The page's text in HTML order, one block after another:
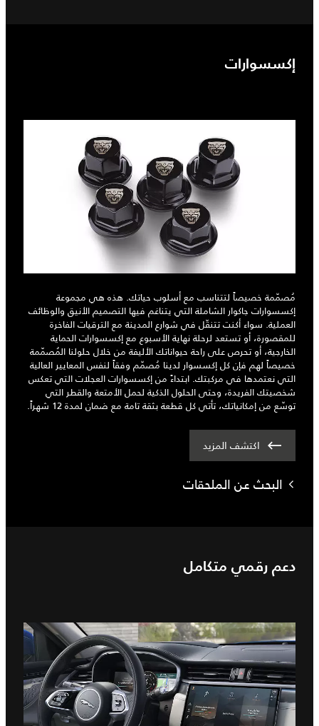
إكسسوارات
مُصمّمة خصيصاً لتتناسب مع أسلوب حياتك. هذه هي مجموعة
إكسسوارات جاكوار الشاملة التي يتناغم فيها التصميم الأنيق والوظائف
العملية. سواء أكنت تتنقّل في شوارع المدينة مع الترقيات الفاخرة
للمقصورة، أو تستعد لرحلة نهاية الأسبوع مع إكسسوارات الحماية
الخارجية، أو تحرص على راحة حيواناتك الأليفة من خلال حلولنا المُصمّمة
خصيصاً لهم فإن كل إكسسوار لدينا مُصمّم وفقاً لنفس المعايير العالية
التي نعتمدها في مركبتك. ابتداءً من إكسسوارات العجلات التي تعكس
شخصيتك الفريدة، وحتى الحلول الذكية لحمل الأمتعة والقطر التي
توسّع من إمكانياتك، تأتي كل قطعة بثقة تامة مع ضمان لمدة 12 شهراً.
اكتشف المزيد
البحث عن الملحقات
دعم رقمي متكامل